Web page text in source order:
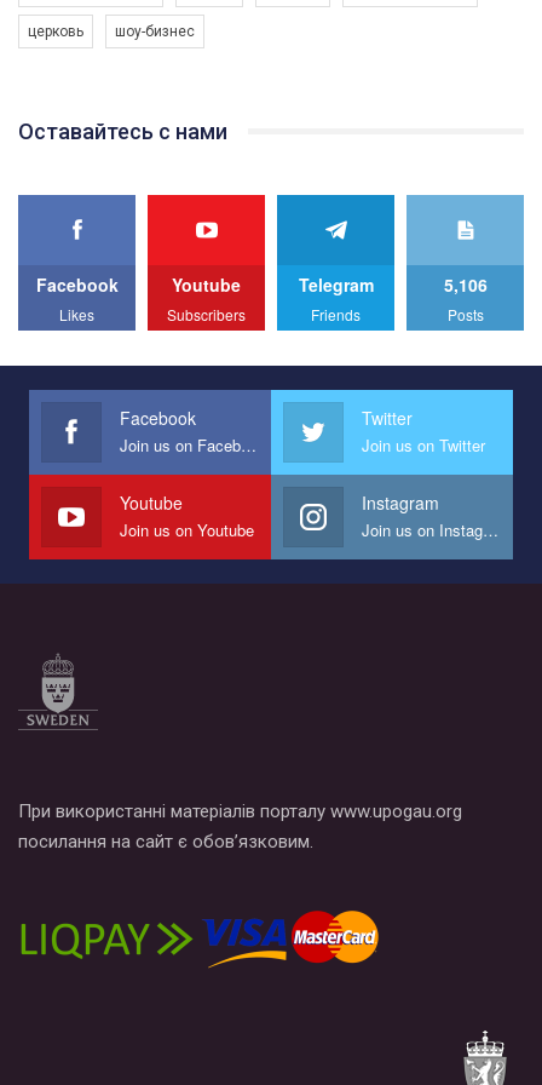
програму з боротьби з насильством проти ЛГБТ в Україні.
Якщо ти хочеш підтримати нас - просто натисни "лайк" під
best video, representing programme for the development of
We appeal to your support and ask to help us implement our plan
All you have to do is to press "Like" below the video.
Эмоционально сильный ролик от команды "Гей-альянс
представляющий программу развития организации.
Мы просим вас поддержать нас и помочь нам реализовать
наш план по борьбе с насилием и дискриминацией на почве
СОГИ в Украине.
Все, что вам нужно сделать - это зайти на наш канал YouTube
по этой ссылке и поставить лайк под видео.
церковь шоу-бизнес
Оставайтесь с нами
Facebook
Likes
Youtube
Subscribers
Telegram
Friends
5,106
Posts
Facebook
Join us on Facebook
Twitter
Join us on Twitter
Youtube
Join us on Youtube
Instagram
Join us on Instagram
При використанні матеріалів порталу www.upogau.org
посилання на сайт є обов’язковим.